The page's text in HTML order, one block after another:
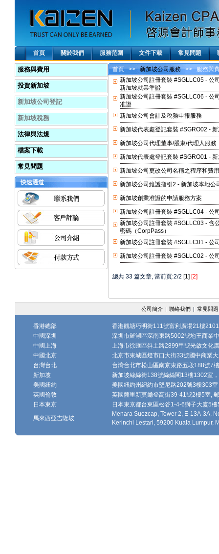
首頁 關於我們 服務范圍 文件下載 常見問題
服務與費用
投資新加坡
新加坡公司登記
新加坡稅務
法律與法規
檔案下載
常見問題
快速通道
首頁>>新加坡公司服務>> 服務與
新加坡公司註冊套裝 #SGLLC05 - 公
新加坡就業準證
新加坡公司註冊套裝 #SGLLC06 - 公
准證
新加坡公司會計及稅務申報服務
新加坡代表處登記套裝 #SGRO02 -
新加坡公司代理董事/股東/代理人服務
新加坡代表處登記套裝 #SGRO01 -
新加坡公司更改公司名稱之程序和費用
新加坡公司維護指引2 - 新加坡本地公
新加坡創業准證的申請服務方案
新加坡公司註冊套裝 #SGLLC04 - 公
新加坡公司註冊套裝 #SGLLC03 - 含
密碼（CorpPass）
新加坡公司註冊套裝 #SGLLC01 - 公
新加坡公司註冊套裝 #SGLLC02 - 公
總共 33 篇文章, 當前頁:2/2 [1] [2]
公司簡介 | 聯絡我們 | 常見問題
香港總部
香港觀塘巧明街111號富利廣場21樓
中國深圳
深圳市羅湖區深南東路5002號地王商業
中國上海
上海市徐匯區斜土路2899甲號光啟文化
中國北京
北京市東城區燈市口大街33號國中商業
台灣台北
台灣台北市松山區南京東路五段188號7
新加坡
新加坡絲絲街138號絲絲閣13樓1302室
美國紐約
美國紐約州紐約市堅尼路202號3樓303
英國倫敦
英國薩里新莫爾登高街39-41號2樓5室,
日本東京
日本東京都台東區松谷1-4-6獅子大廈5
馬來西亞吉隆坡
Menara Suezcap, Tower 2, E-13A-3A,
Kerinchi Lestari, 59200 Kuala Lumpur,